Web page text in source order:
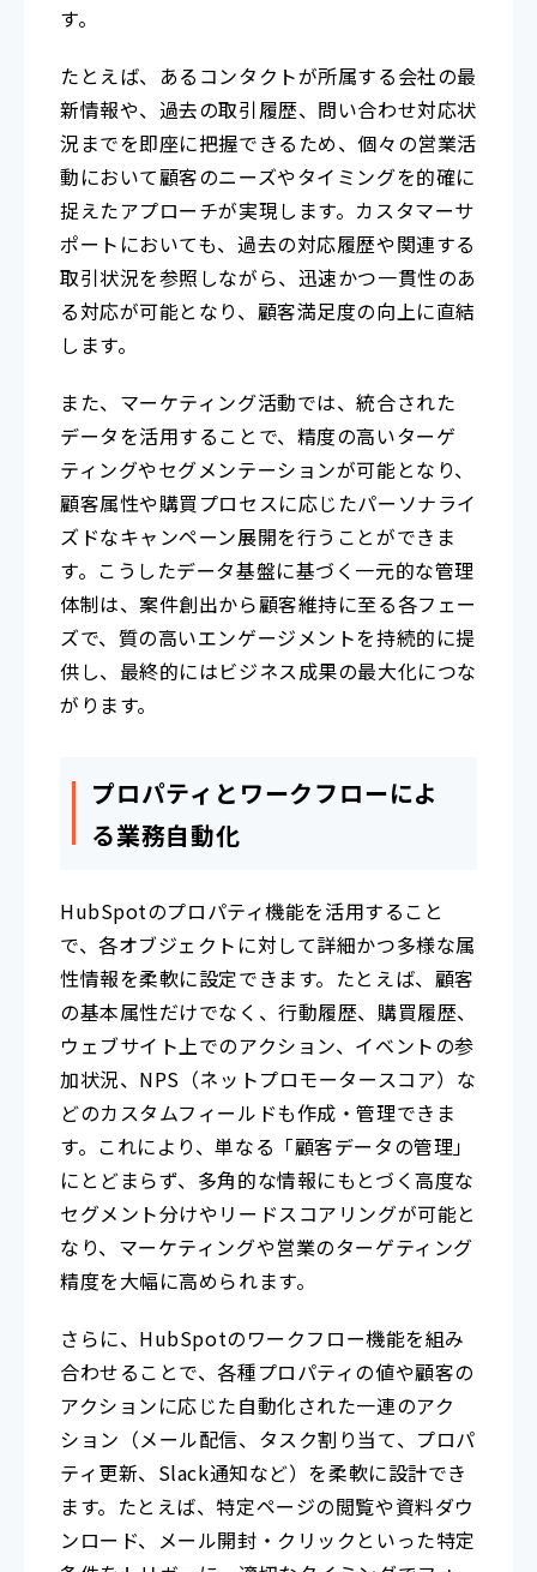
す。
たとえば、あるコンタクトが所属する会社の最
新情報や、過去の取引履歴、問い合わせ対応状
況までを即座に把握できるため、個々の営業活
動において顧客のニーズやタイミングを的確に
捉えたアプローチが実現します。カスタマーサ
ポートにおいても、過去の対応履歴や関連する
取引状況を参照しながら、迅速かつ一貫性のあ
る対応が可能となり、顧客満足度の向上に直結
します。
また、マーケティング活動では、統合された
データを活用することで、精度の高いターゲ
ティングやセグメンテーションが可能となり、
顧客属性や購買プロセスに応じたパーソナライ
ズドなキャンペーン展開を行うことができま
す。こうしたデータ基盤に基づく一元的な管理
体制は、案件創出から顧客維持に至る各フェー
ズで、質の高いエンゲージメントを持続的に提
供し、最終的にはビジネス成果の最大化につな
がります。
プロパティとワークフローによ
る業務自動化
HubSpotのプロパティ機能を活用すること
で、各オブジェクトに対して詳細かつ多様な属
性情報を柔軟に設定できます。たとえば、顧客
の基本属性だけでなく、行動履歴、購買履歴、
ウェブサイト上でのアクション、イベントの参
加状況、NPS（ネットプロモータースコア）な
どのカスタムフィールドも作成・管理できま
す。これにより、単なる「顧客データの管理」
にとどまらず、多角的な情報にもとづく高度な
セグメント分けやリードスコアリングが可能と
なり、マーケティングや営業のターゲティング
精度を大幅に高められます。
さらに、HubSpotのワークフロー機能を組み
合わせることで、各種プロパティの値や顧客の
アクションに応じた自動化された一連のアク
ション（メール配信、タスク割り当て、プロパ
ティ更新、Slack通知など）を柔軟に設計でき
ます。たとえば、特定ページの閲覧や資料ダウ
ンロード、メール開封・クリックといった特定